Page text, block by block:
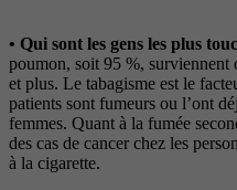
• Qui sont les gens les plus
poumon, soit 95 %, surviennent
et plus. Le tabagisme est le
patients sont fumeurs ou l’ont
femmes. Quant à la fumée
des cas de cancer chez les
à la cigarette.